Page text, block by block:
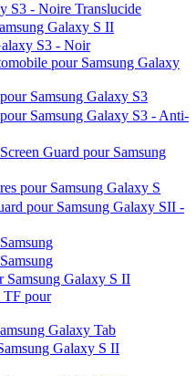
S3 - Noire Translucide
Galaxy S II
S3 - Noir
pour Samsung Galaxy
Samsung Galaxy S3
Samsung Galaxy S3 - Anti-
Guard pour Samsung
pour Samsung Galaxy S
pour Samsung Galaxy SII -
Samsung Galaxy S II
TF pour
Galaxy Tab
Galaxy S II